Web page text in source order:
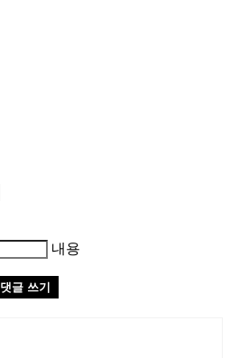
내용
댓글 쓰기